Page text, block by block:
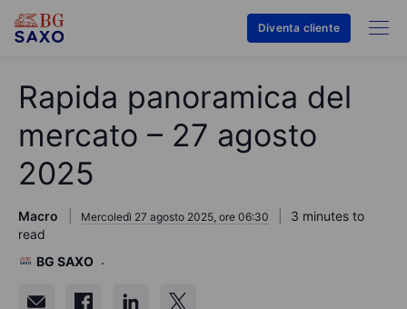
Diventa cliente
Rapida panoramica del
mercato – 27 agosto
2025
Macro Mercoledì 27 agosto 2025, ore 06:30
3 minutes to
read
BG SAXO